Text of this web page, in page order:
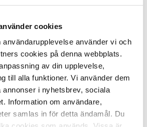
cookies
användarupplevelse använder vi och
cookies på denna webbplats.
av din upplevelse,
till alla funktioner. Vi använder dem
annonser i nyhetsbrev, sociala
Information om användare,
samlas in för detta ändamål. Du
BS-
kullrig
Betongskruv W-BS/S-ST
Med hög prestanda och
anslutningsgänga M8X16
Stål